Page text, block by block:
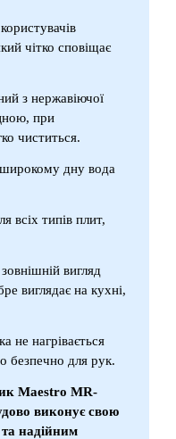
чітко сповіщає
з нержавіючої
при
чиститься.
дну вода
всіх типів плит,
вигляд
виглядає на кухні,
не нагрівається
безпечно для рук.
Maestro MR-
виконує свою
надійним